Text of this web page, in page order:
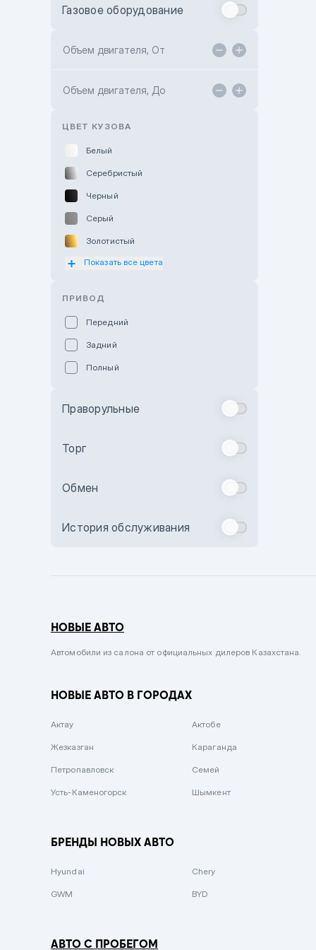
Toyota Kokshetau
Hyundai ShymCity
Газовое оборудование
Объем двигателя, От
Объем двигателя, До
ЦВЕТ КУЗОВА
Белый
Серебристый
Черный
Серый
Золотистый
Оранжевый
Бежевый
Комбинированный
Сиреневый металлик
Вишневый
Зеленый металлик
Показать все цвета
ПРИВОД
Передний
Задний
Полный
Праворульные
Торг
Обмен
История обслуживания
НОВЫЕ АВТО
Автомобили из салона от официальных дилеров Казахстана.
НОВЫЕ АВТО В ГОРОДАХ
Актау Актобе
Жезказган Караганда
Петропавловск Семей
Усть-Каменогорск Шымкент
БРЕНДЫ НОВЫХ АВТО
Hyundai Chery
GWM BYD
АВТО С ПРОБЕГОМ